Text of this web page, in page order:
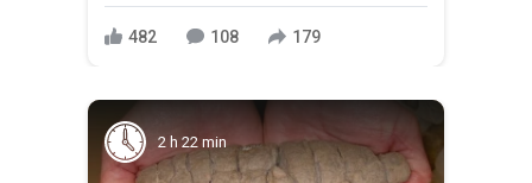
482 108 179
2 h 22 min